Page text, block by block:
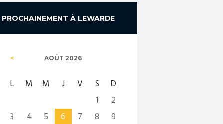
PROCHAINEMENT À LEWARDE
AOÛT 2026
L M M J V S
D
1
2
3
4 5 6 7 8
9